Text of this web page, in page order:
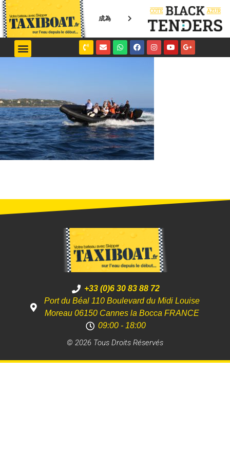
成為
+33 (0)6 30 83 88 72
Port du Béal 110 Boulevard du Midi Louise
Moreau 06150 Cannes la Bocca FRANCE
09:00 - 18:00
© 2026 Tous Droits Réservés